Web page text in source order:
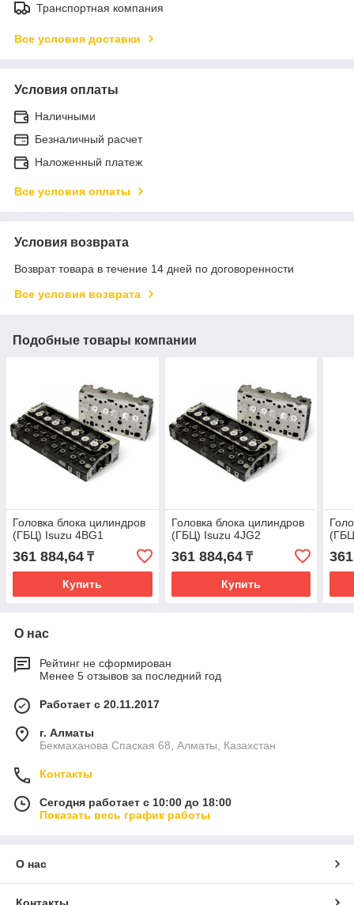
Транспортная компания
Все условия доставки
Условия оплаты
Наличными
Безналичный расчет
Наложенный платеж
Все условия оплаты
Условия возврата
Возврат товара в течение 14 дней по договоренности
Все условия возврата
Подобные товары компании
Головка блока цилиндров
(ГБЦ) Isuzu 4BG1
361 884,64 ₸
Купить
Головка блока цилиндров
(ГБЦ) Isuzu 4JG2
361 884,64₸
Купить
О нас
Рейтинг не сформирован
Менее 5 отзывов за последний год
Работает с 20.11.2017
г. Алматы
Бекмаханова Спаская 68, Алматы, Казахстан
Контакты
Сегодня работает с 10:00 до 18:00
Показать весь график работы
О нас